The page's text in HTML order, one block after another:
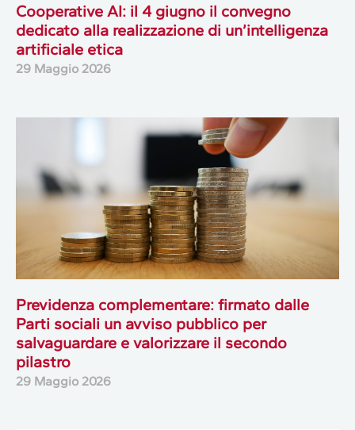
Cooperative AI: il 4 giugno il convegno
dedicato alla realizzazione di un’intelligenza
artificiale etica
29 Maggio 2026
Previdenza complementare: firmato dalle
Parti sociali un avviso pubblico per
salvaguardare e valorizzare il secondo
pilastro
29 Maggio 2026